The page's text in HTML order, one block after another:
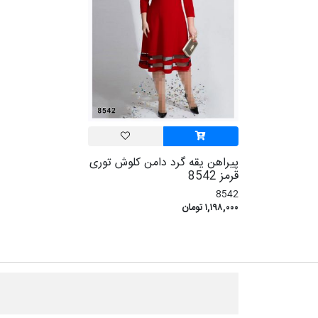
پیراهن یقه گرد دامن کلوش توری
قرمز 8542
8542
۱,۱۹۸,۰۰۰ تومان